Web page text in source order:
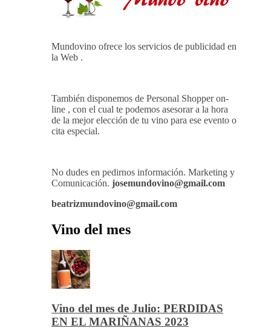
Mundovino ofrece los servicios de publicidad en
la Web .
También disponemos de Personal Shopper on-
line , con el cual te podemos asesorar a la hora
de la mejor elección de tu vino para ese evento o
cita especial.
No dudes en pedirnos información. Marketing y
Comunicación. josemundovino@gmail.com
beatrizmundovino@gmail.com
Vino del mes
Vino del mes de Julio: PERDIDAS
EN EL MARIÑANAS 2023